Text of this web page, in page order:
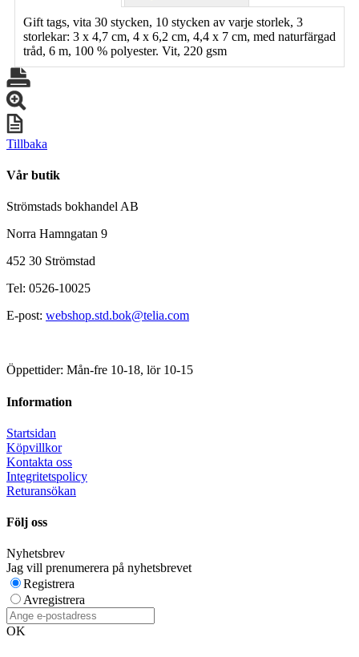
Gift tags, vita 30 stycken, 10 stycken av varje storlek, 3
storlekar: 3 x 4,7 cm, 4 x 6,2 cm, 4,4 x 7 cm, med naturfärgad
tråd, 6 m, 100 % polyester. Vit, 220 gsm
Tillbaka
Vår butik
Strömstads bokhandel AB
Norra Hamngatan 9
452 30 Strömstad
Tel: 0526-10025
E-post: webshop.std.bok@telia.com
Öppettider: Mån-fre 10-18, lör 10-15
Information
Startsidan
Köpvillkor
Kontakta oss
Integritetspolicy
Returansökan
Följ oss
Nyhetsbrev
Jag vill prenumerera på nyhetsbrevet
Registrera
Avregistrera
OK